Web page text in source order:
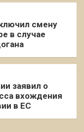
смену
в случае
заявил о
вхождения
в ЕС